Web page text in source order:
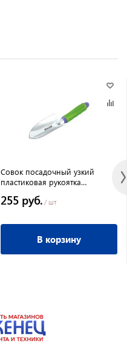
Совок посадочный узкий
пластиковая рукоятка
255 руб. / шт
В корзину